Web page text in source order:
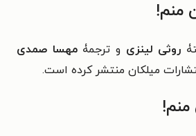
منم!
روثی لینزی و ترجمۀمهسا صمدی
میلکان منتشر کرده است.
منم!